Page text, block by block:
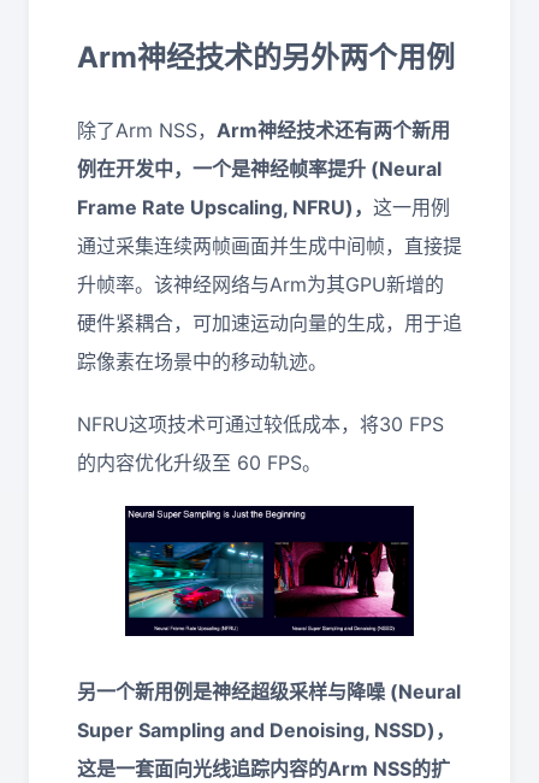
Arm神经技术的另外两个用例
除了Arm NSS， Arm神经技术还有两个新用
例在开发中，一个是神经帧率提升 (Neural
Frame Rate Upscaling, NFRU)， 这一用例
通过采集连续两帧画面并生成中间帧，直接提
升帧率。该神经网络与Arm为其GPU新增的
硬件紧耦合，可加速运动向量的生成，用于追
踪像素在场景中的移动轨迹。
NFRU这项技术可通过较低成本，将30 FPS
的内容优化升级至 60 FPS。
另一个新用例是神经超级采样与降噪 (Neural
Super Sampling and Denoising, NSSD)，
这是一套面向光线追踪内容的Arm NSS的扩